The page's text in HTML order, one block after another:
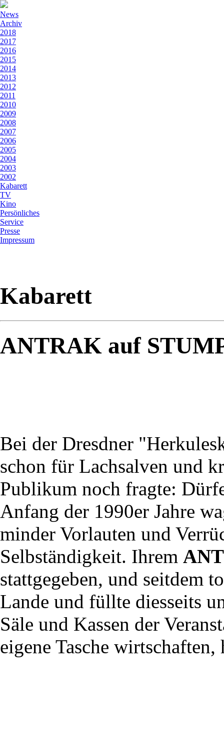
News
Archiv
2018
2017
2016
2015
2014
2013
2012
2011
2010
2009
2008
2007
2006
2005
2004
2003
2002
Kabarett
TV
Kino
Persönliches
Service
Presse
Impressum
Kabarett
ANTRAK auf
Bei der Dresdner
schon für Lachsalven und
Publikum noch fragte:
Anfang der 1990er Jahre
minder Vorlauten und
Selbständigkeit. Ihrem
stattgegeben, und seitdem
Lande und füllte diesseits
Säle und Kassen der
eigene Tasche